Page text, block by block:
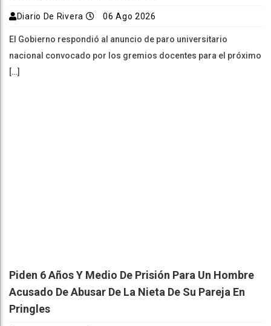
Diario De Rivera 06 Ago 2026
El Gobierno respondió al anuncio de paro universitario
nacional convocado por los gremios docentes para el próximo
[…]
Piden 6 Años Y Medio De Prisión Para Un Hombre
Acusado De Abusar De La Nieta De Su Pareja En
Pringles